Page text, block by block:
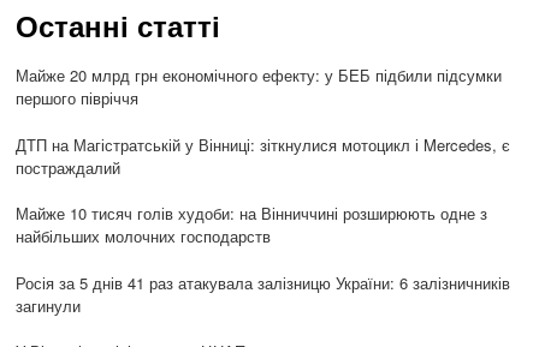
Останні статті
Майже 20 млрд грн економічного ефекту: у БЕБ підбили підсумки
першого півріччя
ДТП на Магістратській у Вінниці: зіткнулися мотоцикл і Mercedes, є
постраждалий
Майже 10 тисяч голів худоби: на Вінниччині розширюють одне з
найбільших молочних господарств
Росія за 5 днів 41 раз атакувала залізницю України: 6 залізничників
загинули